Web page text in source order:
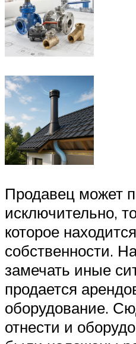
Продавец может
исключительно,
которое
собственности.
замечать иные
продается
оборудование.
отнести и